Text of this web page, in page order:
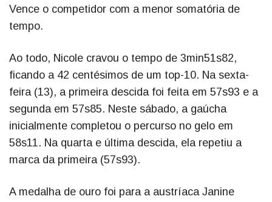
Vence o competidor com a menor somatória de
tempo.
Ao todo, Nicole cravou o tempo de 3min51s82,
ficando a 42 centésimos de um top-10. Na sexta-
feira (13), a primeira descida foi feita em 57s93 e a
segunda em 57s85. Neste sábado, a gaúcha
inicialmente completou o percurso no gelo em
58s11. Na quarta e última descida, ela repetiu a
marca da primeira (57s93).
A medalha de ouro foi para a austríaca Janine